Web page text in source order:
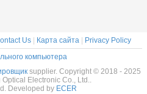
Us Карта сайта
Privacy Policy
компьютера
supplier. Copyright © 2018 - 2025
Electronic Co., Ltd..
Developed by ECER